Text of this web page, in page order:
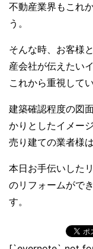
不動産業界もこれ
う。
そんな時、お客様
産会社が伝えたい
これから重視して
建築確認程度の図
かりとしたイメー
売り建ての業者様
本日お手伝いした
のリフォームがで
す。